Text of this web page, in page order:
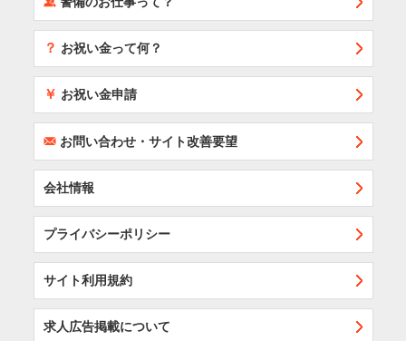
？ お祝い金って何？
￥ お祝い金申請
Fお問い合わせ・サイト改善要望
会社情報
プライバシーポリシー
サイト利用規約
求人広告掲載について